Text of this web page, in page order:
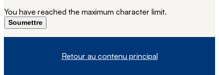
You have reached the maximum character limit.
Soumettre
Retour au contenu principal